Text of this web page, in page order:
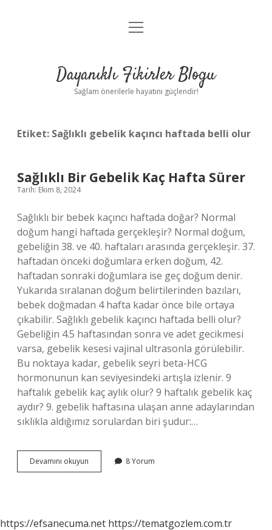
Anasayfa
Yasal Uyarı
menüyü
Dayanıklı Fikirler Blogu
Sağlam önerilerle hayatını güçlendir!
Etiket: Sağlıklı gebelik kaçıncı haftada belli olur
Sağlıklı Bir Gebelik Kaç Hafta Sürer
Tarih: Ekim 8, 2024
Sağlıklı bir bebek kaçıncı haftada doğar? Normal
doğum hangi haftada gerçekleşir? Normal doğum,
gebeliğin 38. ve 40. haftaları arasında gerçekleşir. 37.
haftadan önceki doğumlara erken doğum, 42.
haftadan sonraki doğumlara ise geç doğum denir.
Yukarıda sıralanan doğum belirtilerinden bazıları,
bebek doğmadan 4 hafta kadar önce bile ortaya
çıkabilir. Sağlıklı gebelik kaçıncı haftada belli olur?
Gebeliğin 4.5 haftasından sonra ve adet gecikmesi
varsa, gebelik kesesi vajinal ultrasonla görülebilir.
Bu noktaya kadar, gebelik seyri beta-HCG
hormonunun kan seviyesindeki artışla izlenir. 9
haftalık gebelik kaç aylık olur? 9 haftalık gebelik kaç
aydır? 9. gebelik haftasına ulaşan anne adaylarından
sıklıkla aldığımız sorulardan biri şudur:…
Devamını okuyun
Bir
8 Yorum
https://efsanecuma.net https://tematgozlem.com.tr